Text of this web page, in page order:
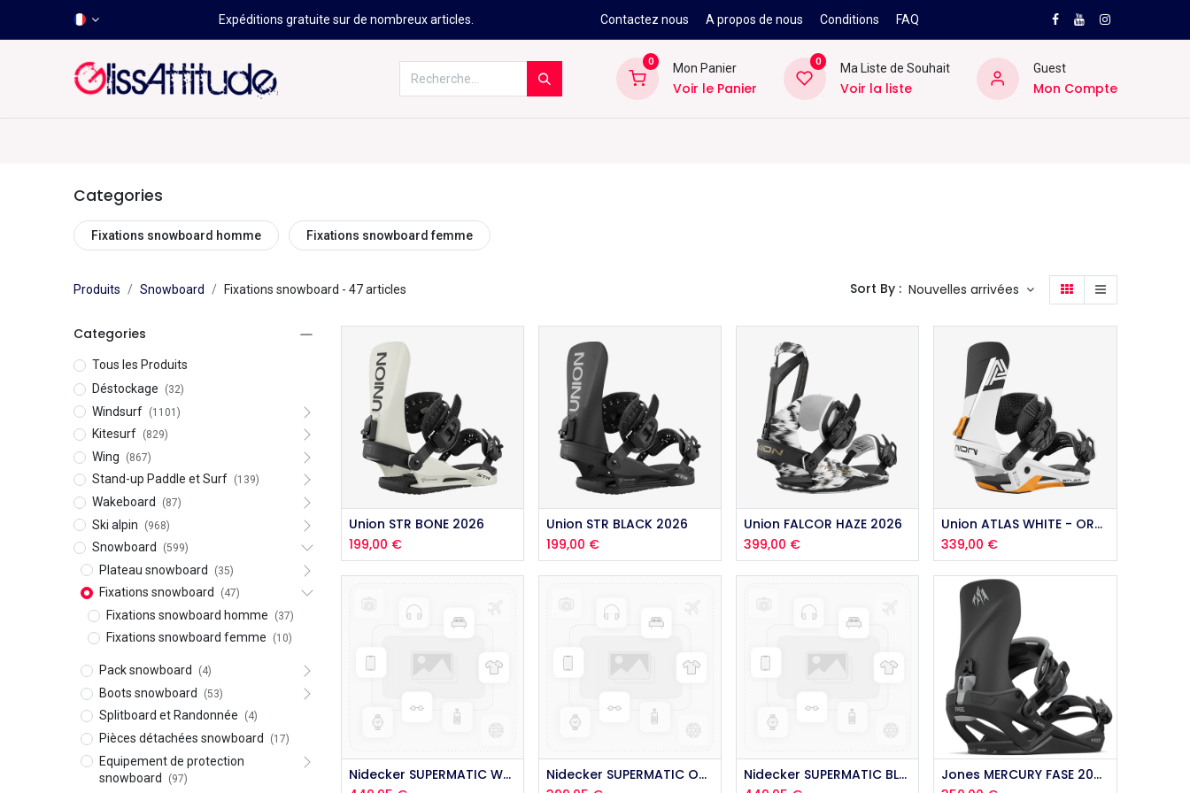
Expéditions gratuite sur de nombreux articles. Contactez nous A propos de nous Conditions FAQ
0
Mon Panier
Voir le Panier
0
Ma Liste de Souhait
Voir la liste
Guest
Mon Compte
Categories
Fixations snowboard homme Fixations snowboard femme
Produits Snowboard Fixations snowboard - 47 articles Sort By : Nouvelles arrivées
Categories
Tous les Produits
Déstockage
(32)
Windsurf (1101)
Kitesurf (829)
Wing (867)
Stand-up Paddle et Surf (139)
Wakeboard (87)
Ski alpin (968)
Snowboard (599)
Plateau snowboard (35)
Fixations snowboard (47)
Fixations snowboard homme (37)
Fixations snowboard femme (10)
Pack snowboard (4)
Boots snowboard (53)
Splitboard et Randonnée (4)
Pièces détachées snowboard (17)
Equipement de protection
snowboard
(97)
Union STR BONE 2026
199,00 €
Union STR BLACK 2026
199,00 €
Union FALCOR HAZE 2026
399,00 €
Union ATLAS WHITE - ORANGE 2026
339,00 €
Nidecker SUPERMATIC WHITE 2026
Nidecker SUPERMATIC OG 2026
Nidecker SUPERMATIC BLACK 2026
Jones MERCURY FASE 2026